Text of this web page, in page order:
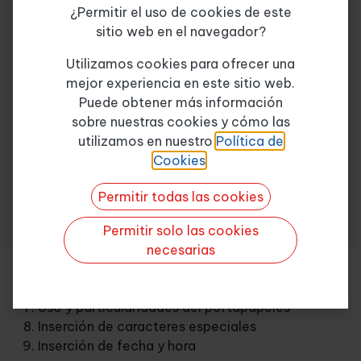
Ventana del documento
Barra de estado
Ayuda de la aplicación de tratamiento de textos
Barra de herramientas estándar
Unidad 2. Introducción, desplazamiento del
cursor, selección y operaciones con el texto del
Generalidades
Modo insertar texto y modo sobrescribir texto
Borrado de un carácter
Desplazamiento del punto de inserción
Diferentes formas de seleccionar texto
Uso y particularidades del portapapeles
Inserción de caracteres especiales
Inserción de fecha y hora
Quiero más info
¿Permitir el uso de cookies de este
sitio web en el navegador?
Utilizamos cookies para ofrecer una
mejor experiencia en este sitio web.
Puede obtener más información
sobre nuestras cookies y cómo las
utilizamos en nuestro Política de
Cookies.
Permitir todas las cookies
Permitir solo las cookies
necesarias